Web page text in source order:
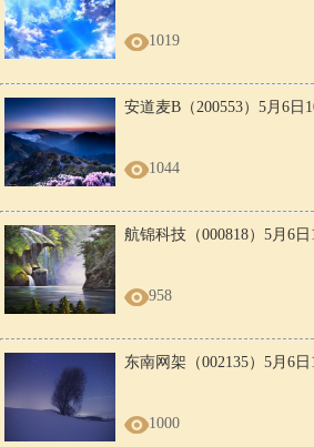
1019
安道麦B（200553）5月6日
1044
航锦科技（000818）5月6
958
东南网架（002135）5月6
1000